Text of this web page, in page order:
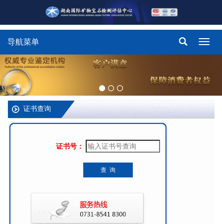
导航菜单
证书查询
证书号：
查 询